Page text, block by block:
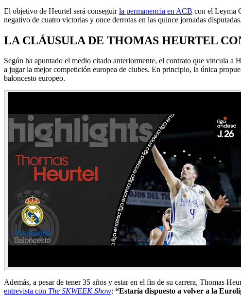
El objetivo de Heurtel será conseguirla permanencia en ACB con el Leyma
negativo de cuatro victorias y once derrotas en las quince jornadas disputadas.
LA CLÁUSULA DE THOMAS HEURTEL
Según ha apuntado el medio citado anteriormente, el contrato que vincula a
a jugar la mejor competición europea de clubes. En principio, la única
baloncesto europeo.
Además, a pesar de tener 35 años y estar en el fin de su carrera, Thomas
entrevista con The SKWEEK Show: “Estaría dispuesto a volver a la